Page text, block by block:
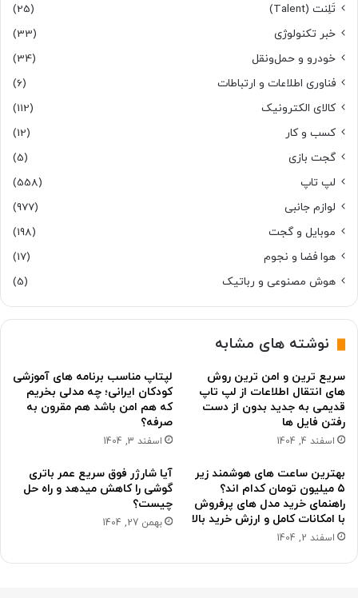
تَلِنت (Talent)
(25)
خبر تکنولوژی
(33)
خودرو و حمل‌و‌نقل
(34)
فناوری اطلاعات و ارتباطات
(6)
کالای الکترونیک
(112)
کسب و کار
(12)
گجت بازی
(5)
لپ تاپ
(558)
لوازم جانبی
(977)
موبایل و گجت
(198)
هوا فضا و نجوم
(17)
هوش مصنوعی و رباتیک
(5)
نوشته های مشابه
سریع ترین و امن ترین روش
های انتقال اطلاعات از لپ تاپ
قدیمی به جدید بدون از دست
رفتن فایل ها
اسفند 4, 1404
لپتاپ مناسب برنامه های آموزشی
کودکان ایرانی؛ چه مدلی بخریم
که هم امن باشد هم مقرون به
صرفه؟
اسفند 3, 1404
بهترین ساعت های هوشمند زیر
۵ میلیون تومان کدام اند؟
راهنمای خرید مدل های پرفروش
با امکانات کامل و ارزش خرید بالا
اسفند 2, 1404
آیا شارژر فوق سریع عمر باتری
گوشی را کاهش میدهد و راه حل
چیست؟
بهمن 27, 1404